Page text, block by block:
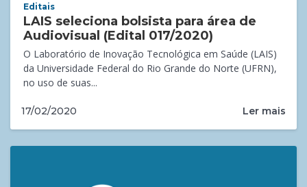
Editais
LAIS seleciona bolsista para área de
Audiovisual (Edital 017/2020)
O Laboratório de Inovação Tecnológica em Saúde (LAIS)
da Universidade Federal do Rio Grande do Norte (UFRN),
no uso de suas...
17/02/2020 Ler mais